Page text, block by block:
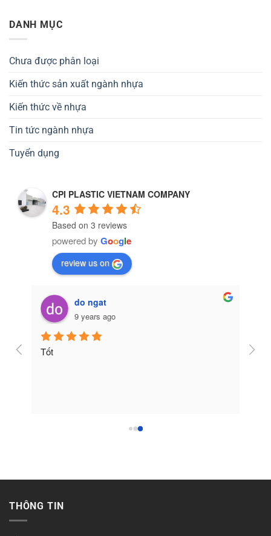
DANH MỤC
Chưa được phân loại
Kiến thức sản xuất ngành nhựa
Kiến thức về nhựa
Tin tức ngành nhựa
Tuyển dụng
CPI PLASTIC VIETNAM COMPANY
4.3
Based on 3 reviews
powered by Google
review us on
do ngat
9 years ago
Tốt
THÔNG TIN